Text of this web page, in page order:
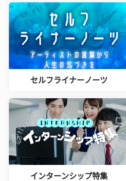
セルフライナーノーツ
インターンシップ特集